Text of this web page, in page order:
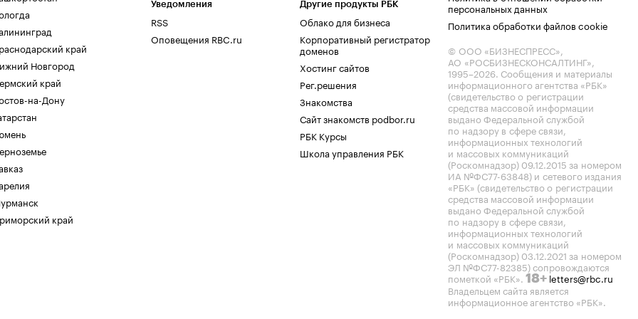
край
Новгород
край
на-Дону
край
Уведомления
RSS
Оповещения RBC.ru
Другие продукты РБК
Облако для бизнеса
Корпоративный регистратор
доменов
Хостинг сайтов
Рег.решения
Знакомства
Сайт знакомств podbor.ru
РБК Курсы
Школа управления РБК
персональных данных
Политика обработки файлов cookie
© ООО «БИЗНЕСПРЕСС»,
АО «РОСБИЗНЕСКОНСАЛТИНГ»,
1995–2026. Сообщения и материалы
информационного агентства «РБК»
(свидетельство о регистрации
средства массовой информации
выдано Федеральной службой
по надзору в сфере связи,
информационных технологий
и массовых коммуникаций
(Роскомнадзор) 09.12.2015 за номером
ИА №ФС77-63848) и сетевого издания
«РБК» (свидетельство о регистрации
средства массовой информации
выдано Федеральной службой
по надзору в сфере связи,
информационных технологий
и массовых коммуникаций
(Роскомнадзор) 03.12.2021 за номером
ЭЛ №ФС77-82385) сопровождаются
пометкой «РБК». 18+ letters@rbc.ru
Владельцем сайта является
информационное агентство «РБК».